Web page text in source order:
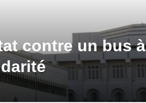
contre un bus à